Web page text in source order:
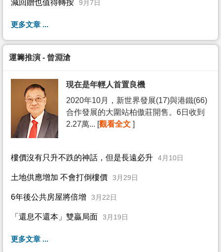
減回贈也值得轉按 9月7日
更多文章 ...
運籌推演 - 曾淵滄
現在是年輕人首置良機
2020年10月，新世界發展(17)與港鐵(66)
合作發展的大圍站柏傲莊開售。6日收到
2.27萬... [觀看全文 ]
樓價沒有只升不跌的神話，但是長遠必升 4月10日
土地供應增加 不會打倒樓價 3月29日
6年後公共房屋將倍增 3月22日
「還息不還本」雙贏局面 3月19日
更多文章 ...